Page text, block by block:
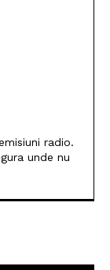
radio.
unde nu